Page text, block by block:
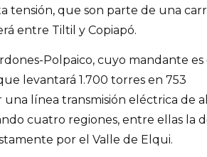
tensión, que son parte de una
entre Tiltil y Copiapó.
Polpaico, cuyo mandante es
levantará 1.700 torres en 753
una línea transmisión eléctrica de
cuatro regiones, entre ellas la
por el Valle de Elqui.